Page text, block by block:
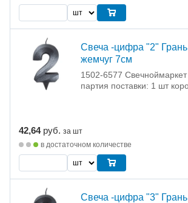
Свеча -цифра "2"
жемчуг 7см
1502-6577 Свечноймаркет
партия поставки: 1 шт
42,64 руб. за шт
в достаточном количестве
Свеча -цифра "3"